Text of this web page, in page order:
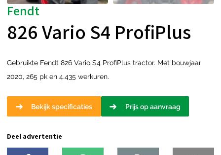
Fendt
826 Vario S4 ProfiPlus
Gebruikte Fendt 826 Vario S4 ProfiPlus tractor. Met bouwjaar
2020, 265 pk en 4.435 werkuren.
Bekijk specificaties Prijs op aanvraag
Deel advertentie